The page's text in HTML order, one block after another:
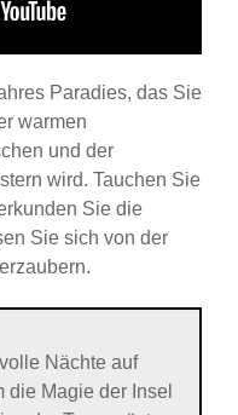
Paradies, das Sie
warmen
und der
wird. Tauchen Sie
Sie die
Sie sich von der
Nächte auf
die Magie der Insel